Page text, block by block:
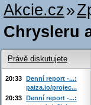
Akcie.cz»
Chrysleru
Právě diskutujete
20:33 Denní report -...:
paiza.io/projec...
20:33 Denní report -...: